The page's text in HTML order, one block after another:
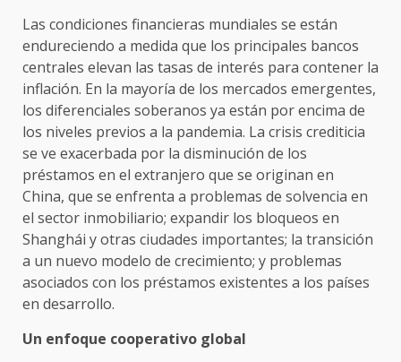
Las condiciones financieras mundiales se están
endureciendo a medida que los principales bancos
centrales elevan las tasas de interés para contener la
inflación. En la mayoría de los mercados emergentes,
los diferenciales soberanos ya están por encima de
los niveles previos a la pandemia. La crisis crediticia
se ve exacerbada por la disminución de los
préstamos en el extranjero que se originan en
China, que se enfrenta a problemas de solvencia en
el sector inmobiliario; expandir los bloqueos en
Shanghái y otras ciudades importantes; la transición
a un nuevo modelo de crecimiento; y problemas
asociados con los préstamos existentes a los países
en desarrollo.
Un enfoque cooperativo global